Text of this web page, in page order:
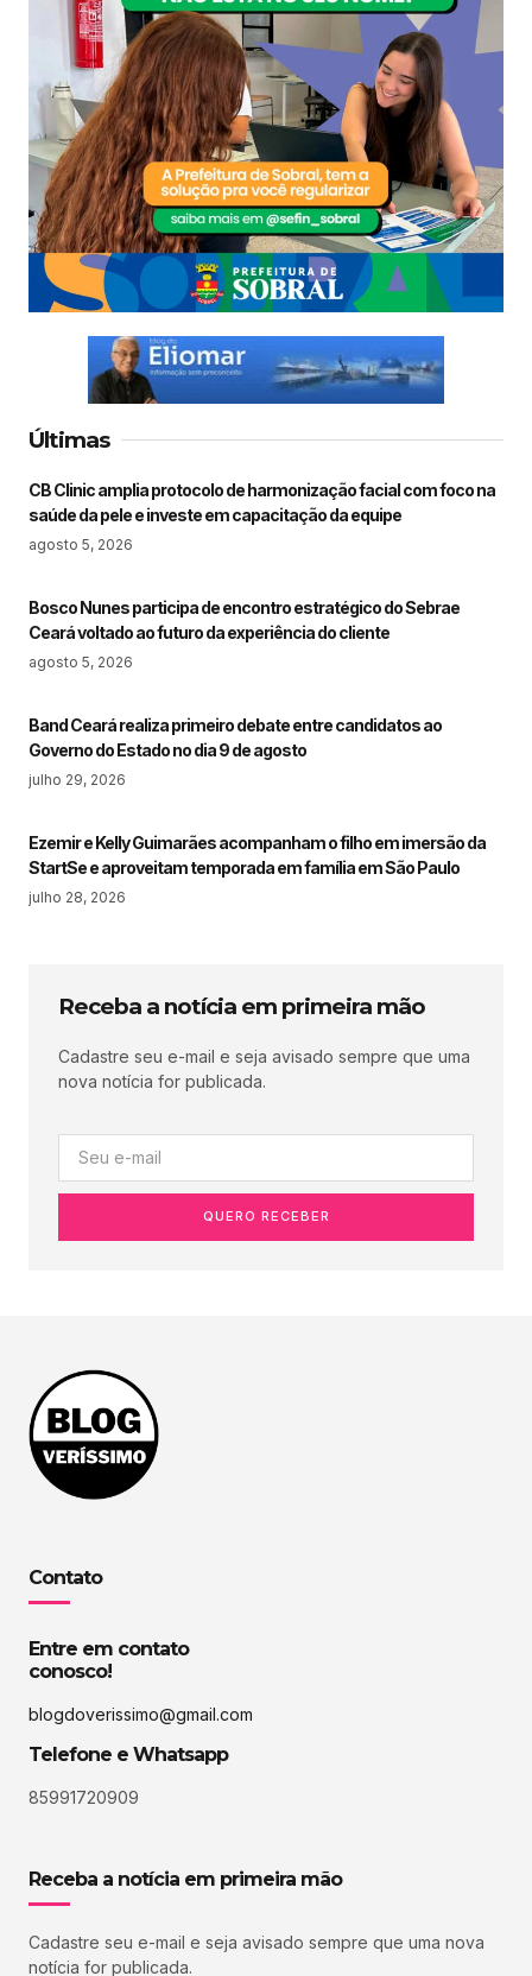
Últimas
CB Clinic amplia protocolo de harmonização facial com foco na
saúde da pele e investe em capacitação da equipe
agosto 5, 2026
Bosco Nunes participa de encontro estratégico do Sebrae
Ceará voltado ao futuro da experiência do cliente
agosto 5, 2026
Band Ceará realiza primeiro debate entre candidatos ao
Governo do Estado no dia 9 de agosto
julho 29, 2026
Ezemir e Kelly Guimarães acompanham o filho em imersão da
StartSe e aproveitam temporada em família em São Paulo
julho 28, 2026
Receba a notícia em primeira mão
Cadastre seu e-mail e seja avisado sempre que uma
nova notícia for publicada.
QUERO RECEBER
Contato
Entre em contato
conosco!
blogdoverissimo@gmail.com
Telefone e Whatsapp
85991720909
Receba a notícia em primeira mão
Cadastre seu e-mail e seja avisado sempre que uma nova
notícia for publicada.